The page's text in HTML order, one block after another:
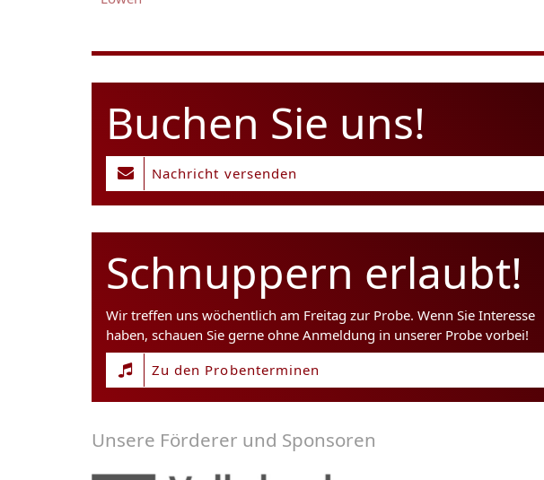
Buchen Sie uns!
Nachricht versenden
Schnuppern erlaubt!
Wir treffen uns wöchentlich am Freitag zur Probe. Wenn Sie Interesse
haben, schauen Sie gerne ohne Anmeldung in unserer Probe vorbei!
Zu den Probenterminen
Unsere Förderer und Sponsoren